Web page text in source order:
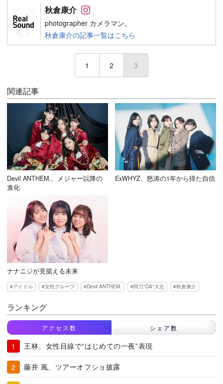
秋倉康介
photographer カメラマン。
秋倉康介の記事一覧はこちら
1 2 3
関連記事
Devil ANTHEM.、メジャー以降の
進化
ExWHYZ、怒涛の1年から得た自信
ナナニジが見据える未来
アイドル 女性グループ Devil ANTHEM. 阿刀"DA"大志 秋倉康介
ランキング
アクセス数 シェア数
王林、女性目線で“はじめての一夜”表現
藤井 風、ツアーオフショ披露